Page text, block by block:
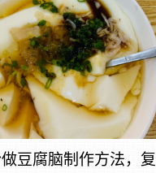
豆腐脑制作方法，复